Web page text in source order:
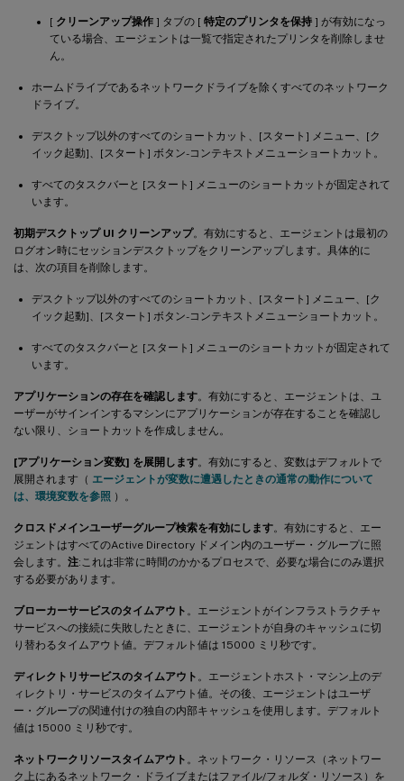
[ クリーンアップ操作 ] タブの [ 特定のプリンタを保持 ] が有効になっ
ている場合、エージェントは一覧で指定されたプリンタを削除しませ
ん。
ホームドライブであるネットワークドライブを除くすべてのネットワーク
ドライブ。
デスクトップ以外のすべてのショートカット、[スタート] メニュー、[ク
イック起動]、[スタート] ボタン-コンテキストメニューショートカット。
すべてのタスクバーと [スタート] メニューのショートカットが固定されて
います。
初期デスクトップ UI クリーンアップ。有効にすると、エージェントは最初の
ログオン時にセッションデスクトップをクリーンアップします。具体的に
は、次の項目を削除します。
デスクトップ以外のすべてのショートカット、[スタート] メニュー、[ク
イック起動]、[スタート] ボタン-コンテキストメニューショートカット。
すべてのタスクバーと [スタート] メニューのショートカットが固定されて
います。
アプリケーションの存在を確認します。有効にすると、エージェントは、ユ
ーザーがサインインするマシンにアプリケーションが存在することを確認し
ない限り、ショートカットを作成しません。
[アプリケーション変数] を展開します。有効にすると、変数はデフォルトで
展開されます（ エージェントが変数に遭遇したときの通常の動作について
は、環境変数を参照 ）。
クロスドメインユーザーグループ検索を有効にします。有効にすると、エー
ジェントはすべてのActive Directory ドメイン内のユーザー・グループに照
会します。 注:これは非常に時間のかかるプロセスで、必要な場合にのみ選択
する必要があります。
ブローカーサービスのタイムアウト 。エージェントがインフラストラクチャ
サービスへの接続に失敗したときに、エージェントが自身のキャッシュに切
り替わるタイムアウト値。デフォルト値は 15000 ミリ秒です。
ディレクトリサービスのタイムアウト 。エージェントホスト・マシン上のデ
ィレクトリ・サービスのタイムアウト値。その後、エージェントはユーザ
ー・グループの関連付けの独自の内部キャッシュを使用します。デフォルト
値は 15000 ミリ秒です。
ネットワークリソースタイムアウト 。ネットワーク・リソース（ネットワー
ク上にあるネットワーク・ドライブまたはファイル/フォルダ・リソース）を